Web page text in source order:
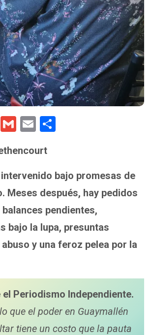
F
G
ail
E
ail
e
bajo promesas de
Meses después, hay pedidos
pendientes,
bajo la lupa, presuntas
y una feroz pelea por la
el Periodismo Independiente.
que el poder en Guaymallén
tiene un costo que la pauta